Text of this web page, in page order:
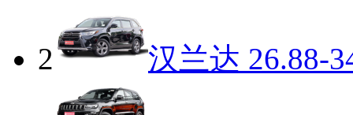
2 汉兰达 26.88-